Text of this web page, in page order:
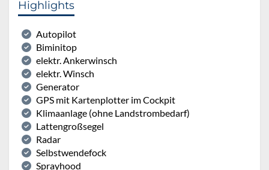
Highlights
Autopilot
Biminitop
elektr. Ankerwinsch
elektr. Winsch
Generator
GPS mit Kartenplotter im Cockpit
Klimaanlage (ohne Landstrombedarf)
Lattengroßsegel
Radar
Selbstwendefock
Sprayhood